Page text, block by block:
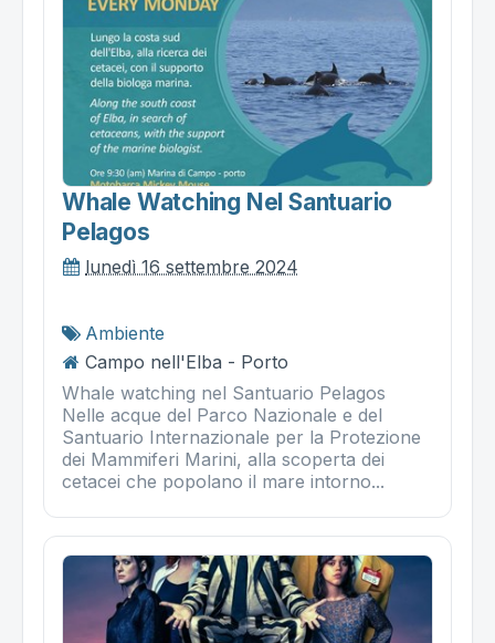
Whale Watching Nel Santuario
Pelagos
lunedì 16 settembre 2024
Ambiente
Campo nell'Elba - Porto
Whale watching nel Santuario Pelagos
Nelle acque del Parco Nazionale e del
Santuario Internazionale per la Protezione
dei Mammiferi Marini, alla scoperta dei
cetacei che popolano il mare intorno...